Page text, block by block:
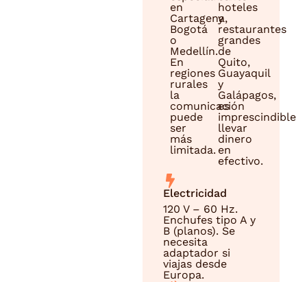
en
Cartagena,
Bogotá
o
Medellín.
En
regiones
rurales
la
comunicación
puede
ser
más
limitada.
hoteles
y
restaurantes
grandes
de
Quito,
Guayaquil
y
Galápagos,
es
imprescindible
llevar
dinero
en
efectivo.
Electricidad
120 V – 60 Hz.
Enchufes tipo A y
B (planos). Se
necesita
adaptador si
viajas desde
Europa.